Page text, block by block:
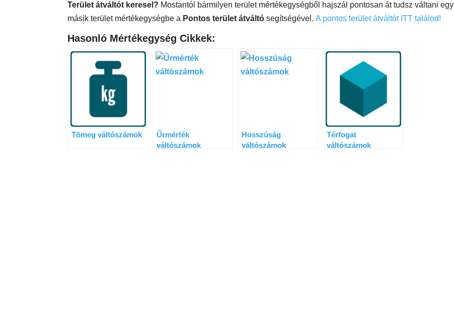
Terület átváltót keresel? Mostantól bármilyen terület mértékegységből hajszál pontosan át tudsz váltani egy
másik terület mértékegységbe a Pontos terület átváltó segítségével.A pontos terület átváltót ITT találod!
Hasonló Mértékegység Cikkek:
Tömeg váltószámok
Űrmérték
váltószámok
Hosszúság
váltószámok
Térfogat
váltószámok